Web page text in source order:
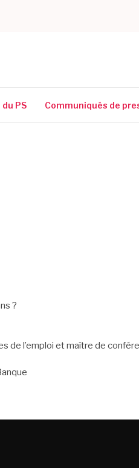
du PS Communiqués de
?
de l’emploi et maître de